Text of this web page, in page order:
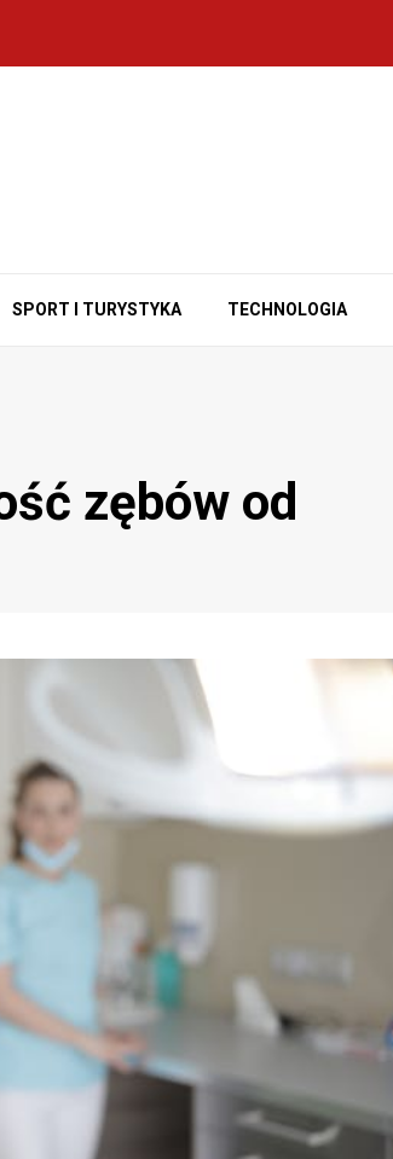
SPORT I TURYSTYKA TECHNOLOGIA
zębów od